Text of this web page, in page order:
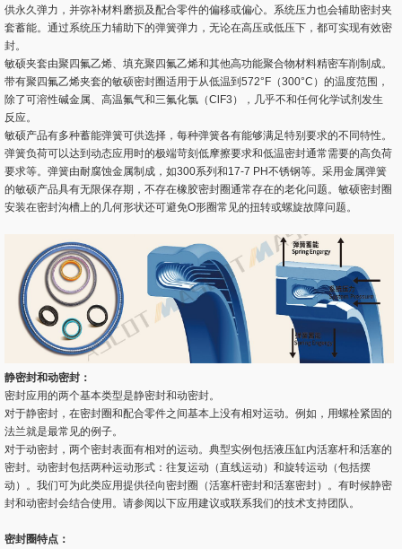
供永久弹力，并弥补材料磨损及配合零件的偏移或偏心。系统压力也会辅助密封夹
套蓄能。通过系统压力辅助下的弹簧弹力，无论在高压或低压下，都可实现有效密
封。
敏硕夹套由聚四氟乙烯、填充聚四氟乙烯和其他高功能聚合物材料精密车削制成。
带有聚四氟乙烯夹套的敏硕密封圈适用于从低温到572°F（300°C）的温度范围，
除了可溶性碱金属、高温氟气和三氟化氯（ClF3），几乎不和任何化学试剂发生
反应。
敏硕产品有多种蓄能弹簧可供选择，每种弹簧各有能够满足特别要求的不同特性。
弹簧负荷可以达到动态应用时的极端苛刻低摩擦要求和低温密封通常需要的高负荷
要求等。弹簧由耐腐蚀金属制成，如300系列和17-7 PH不锈钢等。采用金属弹簧
的敏硕产品具有无限保存期，不存在橡胶密封圈通常存在的老化问题。敏硕密封圈
安装在密封沟槽上的几何形状还可避免O形圈常见的扭转或螺旋故障问题。
静密封和动密封：
密封应用的两个基本类型是静密封和动密封。
对于静密封，在密封圈和配合零件之间基本上没有相对运动。例如，用螺栓紧固的
法兰就是最常见的例子。
对于动密封，两个密封表面有相对的运动。典型实例包括液压缸内活塞杆和活塞的
密封。动密封包括两种运动形式：往复运动（直线运动）和旋转运动（包括摆
动）。我们可为此类应用提供径向密封圈（活塞杆密封和活塞密封）。有时候静密
封和动密封会结合使用。请参阅以下应用建议或联系我们的技术支持团队。
密封圈特点：